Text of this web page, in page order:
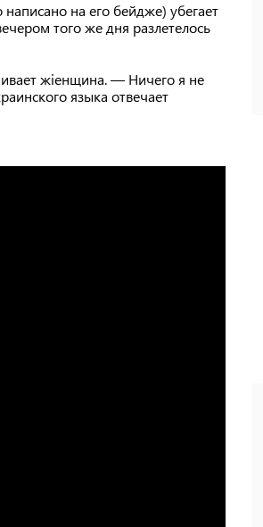
на его бейдже) убегает
того же дня разлетелось
жіенщина. — Ничего я не
языка отвечает